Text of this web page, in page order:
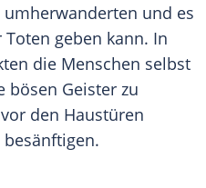
und es
geben kann. In
die Menschen selbst
bösen Geister zu
den Haustüren